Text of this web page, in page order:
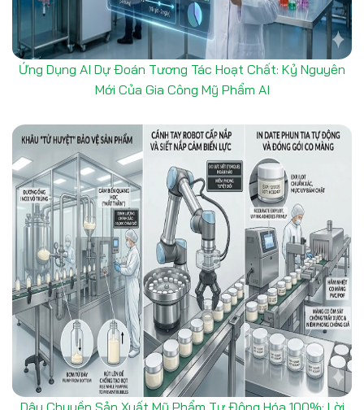
Ứng Dụng AI Dự Đoán Tương Tác Hoạt Chất: Kỷ Nguyên
Mới Của Gia Công Mỹ Phẩm AI
Dây Chuyền Sản Xuất Mỹ Phẩm Tự Động Hóa 100%: Lời